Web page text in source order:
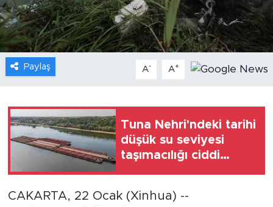
Paylaş A- A+
Tuna Nehri'ndeki tarihi
düşük su seviyesi
taşımacılığı ciddi
CAKARTA, 22 Ocak (Xinhua) --
Video
Sağlık
Xinhua
Xinhua Türkiye
Seyahat